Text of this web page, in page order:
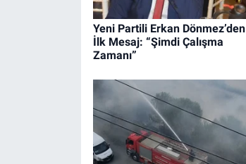
Yeni Partili Erkan Dönmez’den
İlk Mesaj: “Şimdi Çalışma
Zamanı”